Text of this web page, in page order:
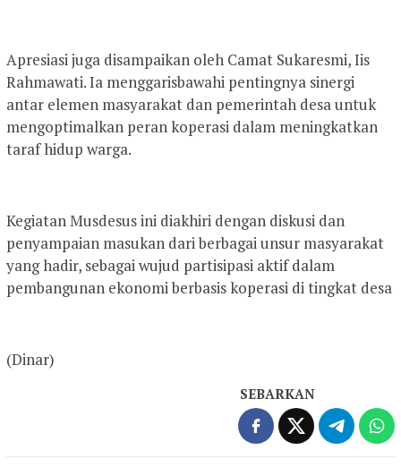
Apresiasi juga disampaikan oleh Camat Sukaresmi, Iis
Rahmawati. Ia menggarisbawahi pentingnya sinergi
antar elemen masyarakat dan pemerintah desa untuk
mengoptimalkan peran koperasi dalam meningkatkan
taraf hidup warga.
Kegiatan Musdesus ini diakhiri dengan diskusi dan
penyampaian masukan dari berbagai unsur masyarakat
yang hadir, sebagai wujud partisipasi aktif dalam
pembangunan ekonomi berbasis koperasi di tingkat desa
(Dinar)
SEBARKAN